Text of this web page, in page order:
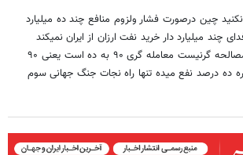
چین درصورت فشار ولزوم منافع چند ده میلیارد
چند میلیارد دار خرید نفت ارزان از ایران نمیکند
متاسفانه ترامپ مصالحه گرنیست معامله گری ۹۰ به ده است یعنی ۹۰
ده درصد نفع میده تنها راه نجات جنگ جهانی سوم